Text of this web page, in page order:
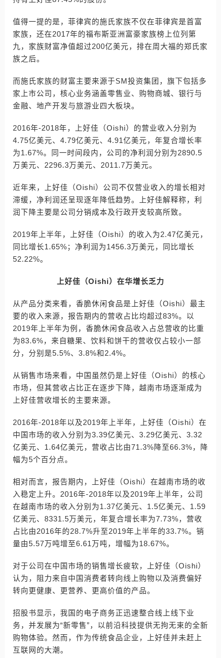
值得一提的是，菲律宾的施氏家族不仅在菲律宾是首富
家族，还在2017年的福布斯亚洲富豪家族榜上位列第
九，家族财富净值超过200亿美元，排在周大福的郑氏家
族之后。
而施氏家族的财富主要来源于SM投资集团，旗下包括多
家上市公司，核心业务涵盖零售业、购物商城、银行与
金融、地产开发与旅游业四大板块。
2016年-2018年，上好佳（Oishi）的营业收入分别为
4.75亿美元、4.79亿美元、4.91亿美元，年复合增长率
为1.67%。同一时间段内，公司的净利润分别为2890.5
万美元、2296.3万美元、2011.7万美元。
近年来，上好佳（Oishi）公司不仅营业收入的增长相对
滞缓，净利润还呈现逐年降低趋势。上好佳解释称，利
润下降主要是公司分销成本及行政开支较高所致。
2019年上半年，上好佳（Oishi）的收入为2.47亿美元，
同比增长1.65%；净利润为1456.3万美元，同比增长
52.22%。
上好佳（Oishi）在华增长乏力
从产品分类来看，香脆休闲食品是上好佳（Oishi）最主
要的收入来源，报告期内的营收占比均超过83%。以
2019年上半年为例，香脆休闲食品收入占总营收的比重
为83.6%，来自糖果、饮料和饼干的营收仅占较小一部
分，分别是5.5%、3.8%和2.4%。
从销售市场来看，中国虽然仍是上好佳（Oishi）的核心
市场，但其营收占比正在逐步下降，越南市场逐渐成为
上好佳营收增长的主要来源。
2016年-2018年以及2019年上半年，上好佳（Oishi）在
中国市场的收入分别为3.39亿美元、3.29亿美元、3.32
亿美元、1.64亿美元，营收占比由71.3%降至66.3%，降
幅为5个百分点。
相对而言，报告期内，上好佳（Oishi）在越南市场的收
入稳定上升。2016年-2018年以及2019年上半年，公司
在越南市场的收入分别为1.37亿美元、1.5亿美元、1.59
亿美元、8331.5万美元，年复合增长率为7.73%，营收
占比由2016年的28.7%升至2019年上半年的33.7%。销
量由5.57万吨增至6.61万吨，增幅为18.67%。
对于公司在中国市场的销售增长疲软，上好佳（Oishi）
认为，阻力来自中国消费者转向线上购物以及消费偏好
转向更健康、更营养、更高价值的产品。
招股书显示，我国的电子商务正迅速整合线上线下业
务，并发展为“新零售”，以前沿科技提供无拘无束的全新
购物体验。然而，作为传统食品企业，上好佳并未赶上
互联网的大潮。